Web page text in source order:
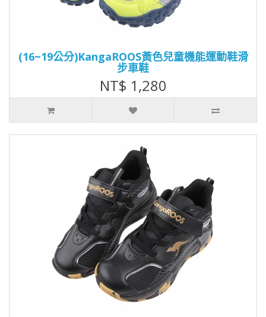
(16~19公分)KangaROOS黃色兒童機能運動鞋滑
步車鞋
NT$ 1,280